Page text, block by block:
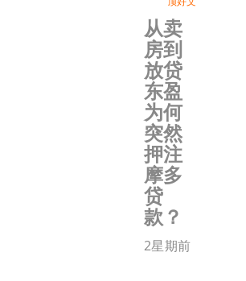
从卖
房到
放贷
东盈
为何
突然
押注
摩多
贷
款？
2星期前